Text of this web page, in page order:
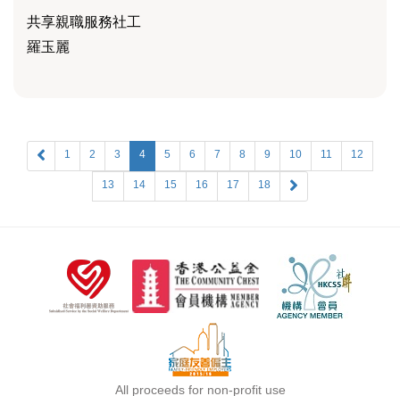
共享親職服務社工
羅玉麗
1 2 3 4 5 6 7 8 9 10 11 12
13 14 15 16 17 18
All proceeds for non-profit use